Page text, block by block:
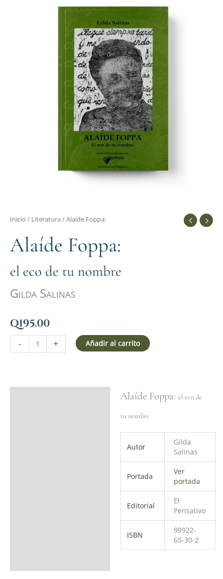
Inicio / Literatura / Alaíde Foppa:
Alaíde Foppa:
el eco de tu nombre
Gilda Salinas
Q195.00
- + Añadir al carrito
Alaíde Foppa: el eco de
tu nombre
Autor
Gilda
Salinas
Portada
Ver
portada
Editorial
El
Pensativo
ISBN
99922-
65-30-2